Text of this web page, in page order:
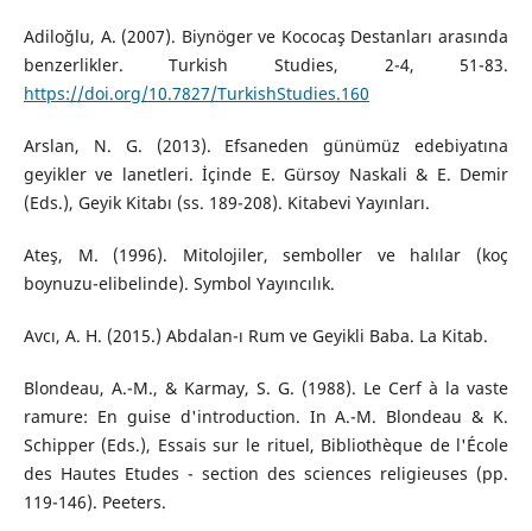
Adiloğlu, A. (2007). Biynöger ve Kococaş Destanları arasında
benzerlikler. Turkish Studies, 2-4, 51-83.
https://doi.org/10.7827/TurkishStudies.160
Arslan, N. G. (2013). Efsaneden günümüz edebiyatına
geyikler ve lanetleri. İçinde E. Gürsoy Naskali & E. Demir
(Eds.), Geyik Kitabı (ss. 189-208). Kitabevi Yayınları.
Ateş, M. (1996). Mitolojiler, semboller ve halılar (koç
boynuzu-elibelinde). Symbol Yayıncılık.
Avcı, A. H. (2015.) Abdalan-ı Rum ve Geyikli Baba. La Kitab.
Blondeau, A.-M., & Karmay, S. G. (1988). Le Cerf à la vaste
ramure: En guise d'introduction. In A.-M. Blondeau & K.
Schipper (Eds.), Essais sur le rituel, Bibliothèque de l'École
des Hautes Etudes - section des sciences religieuses (pp.
119-146). Peeters.